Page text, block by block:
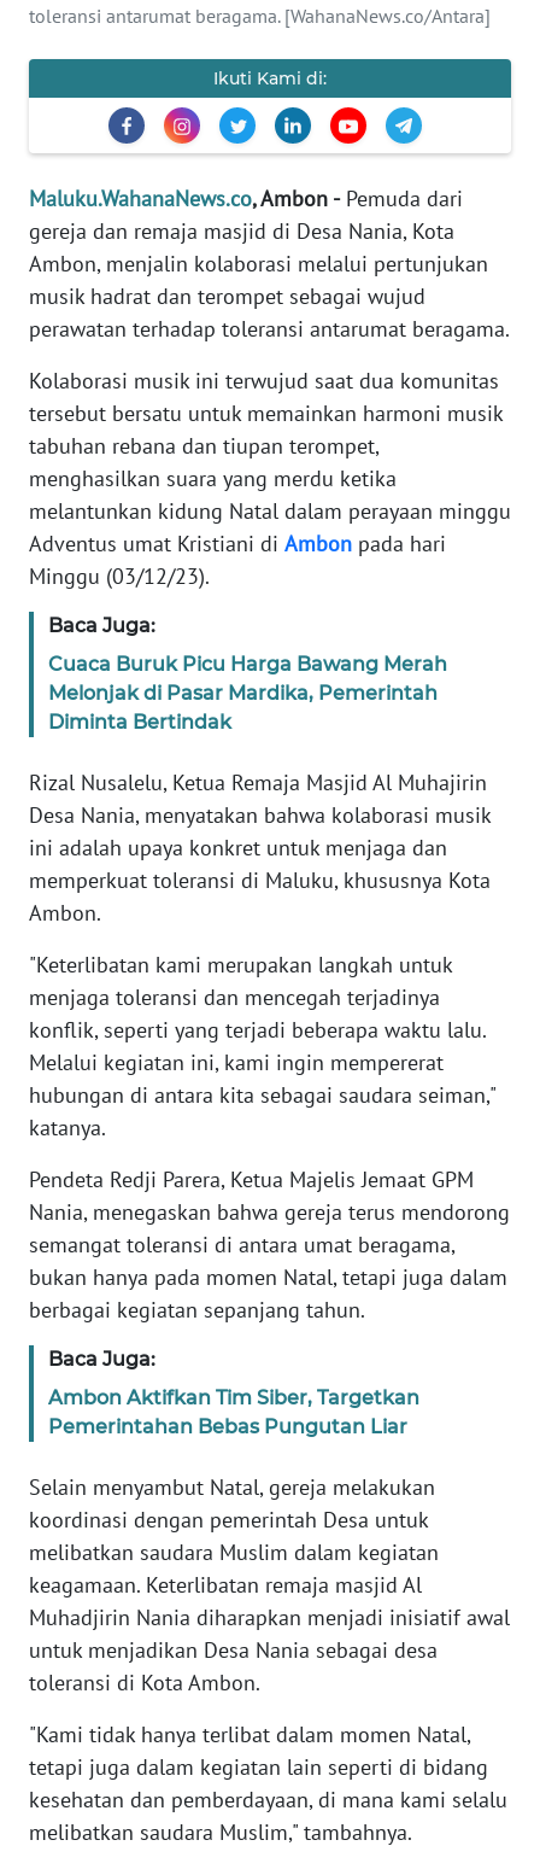
toleransi antarumat beragama. [WahanaNews.co/Antara]
Ikuti Kami di:
Maluku.WahanaNews.co, Ambon -Pemuda dari
gereja dan remaja masjid di Desa Nania, Kota
Ambon, menjalin kolaborasi melalui pertunjukan
musik hadrat dan terompet sebagai wujud
perawatan terhadap toleransi antarumat beragama.
Kolaborasi musik ini terwujud saat dua komunitas
tersebut bersatu untuk memainkan harmoni musik
tabuhan rebana dan tiupan terompet,
menghasilkan suara yang merdu ketika
melantunkan kidung Natal dalam perayaan minggu
Adventus umat Kristiani di Ambon pada hari
Minggu (03/12/23).
Baca Juga:
Cuaca Buruk Picu Harga Bawang Merah
Melonjak di Pasar Mardika, Pemerintah
Diminta Bertindak
Rizal Nusalelu, Ketua Remaja Masjid Al Muhajirin
Desa Nania, menyatakan bahwa kolaborasi musik
ini adalah upaya konkret untuk menjaga dan
memperkuat toleransi di Maluku, khususnya Kota
Ambon.
"Keterlibatan kami merupakan langkah untuk
menjaga toleransi dan mencegah terjadinya
konflik, seperti yang terjadi beberapa waktu lalu.
Melalui kegiatan ini, kami ingin mempererat
hubungan di antara kita sebagai saudara seiman,"
katanya.
Pendeta Redji Parera, Ketua Majelis Jemaat GPM
Nania, menegaskan bahwa gereja terus mendorong
semangat toleransi di antara umat beragama,
bukan hanya pada momen Natal, tetapi juga dalam
berbagai kegiatan sepanjang tahun.
Baca Juga:
Ambon Aktifkan Tim Siber, Targetkan
Pemerintahan Bebas Pungutan Liar
Selain menyambut Natal, gereja melakukan
koordinasi dengan pemerintah Desa untuk
melibatkan saudara Muslim dalam kegiatan
keagamaan. Keterlibatan remaja masjid Al
Muhadjirin Nania diharapkan menjadi inisiatif awal
untuk menjadikan Desa Nania sebagai desa
toleransi di Kota Ambon.
"Kami tidak hanya terlibat dalam momen Natal,
tetapi juga dalam kegiatan lain seperti di bidang
kesehatan dan pemberdayaan, di mana kami selalu
melibatkan saudara Muslim," tambahnya.
TENTANG
PEDOMAN
SIBER
DISCLAIMER
Wahana
Regional
WN
SUMUT
JAKARTA
WN
JABAR
WN
BANTEN
WN
NTT
WN
KEPRI
WN
PAPUA
WN
BARAT
WN
RIAU
SERAMBI
WN
WN
SULTRA
WN
NTB
SULTENG
WN